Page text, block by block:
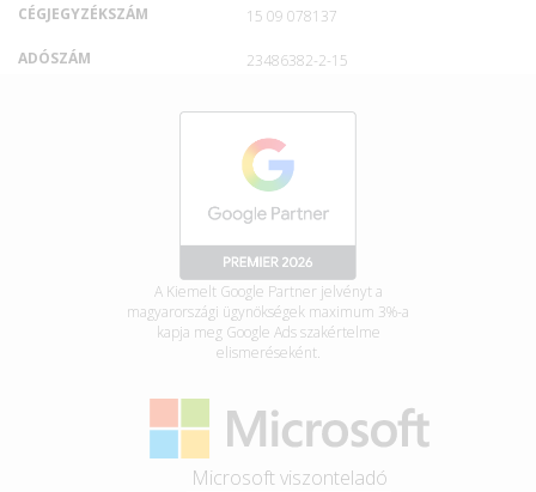
CÉGJEGYZÉKSZÁM 15 09 078137
ADÓSZÁM 23486382-2-15
A Kiemelt Google Partner jelvényt a
magyarországi ügynökségek maximum 3%-a
kapja meg Google Ads szakértelme
elismeréseként.
Microsoft viszonteladó